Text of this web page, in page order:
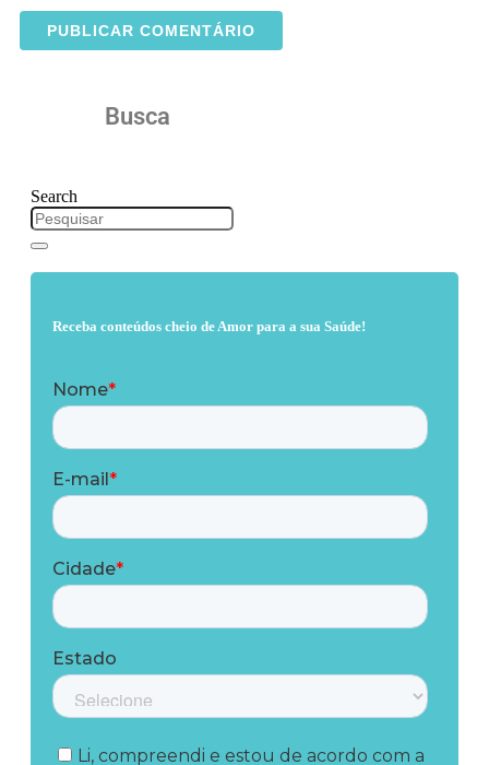
Busca
Search
Receba conteúdos cheio de Amor para a sua Saúde!